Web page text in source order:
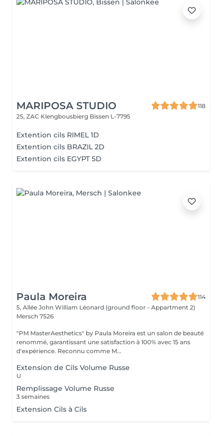
MARIPOSA STUDIO
118
25, ZAC Klengbousbierg Bissen L-7795
Extention cils RIMEL 1D
Extention cils BRAZIL 2D
Extention cils EGYPT 5D
Paula Moreira
114
5, Allée John William Léonard (ground floor - Appartment 2)
Mersch 7526
"PM MasterAesthetics" by Paula Moreira est un salon de beauté
renommé, garantissant une satisfaction à 100% avec 15 ans
d'expérience. Reconnu comme M...
Extension de Cils Volume Russe
U
Remplissage Volume Russe
3 semaines
Extension Cils à Cils